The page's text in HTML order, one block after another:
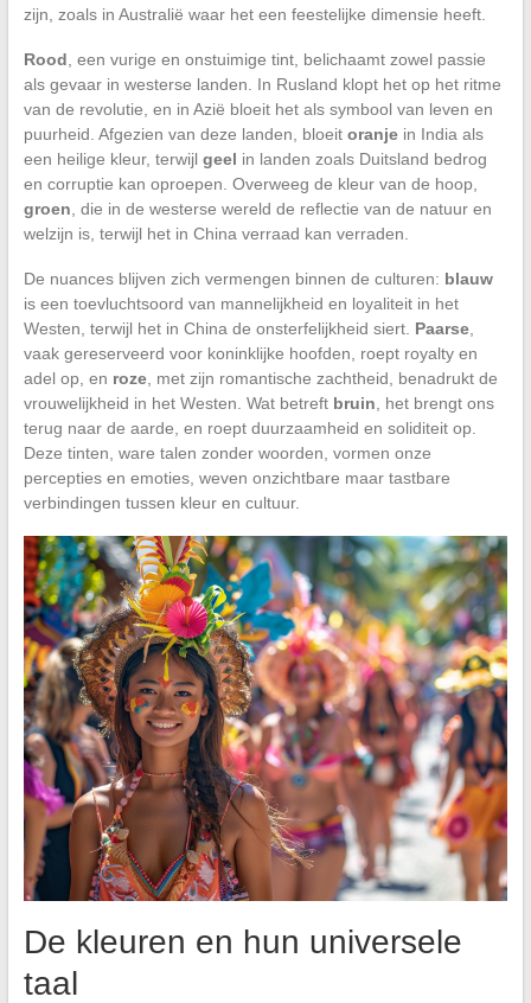
zijn, zoals in Australië waar het een feestelijke dimensie heeft.
Rood , een vurige en onstuimige tint, belichaamt zowel passie
als gevaar in westerse landen. In Rusland klopt het op het ritme
van de revolutie, en in Azië bloeit het als symbool van leven en
puurheid. Afgezien van deze landen, bloeit oranjein India als
een heilige kleur, terwijl geel in landen zoals Duitsland bedrog
en corruptie kan oproepen. Overweeg de kleur van de hoop,
groen , die in de westerse wereld de reflectie van de natuur en
welzijn is, terwijl het in China verraad kan verraden.
De nuances blijven zich vermengen binnen de culturen: blauw
is een toevluchtsoord van mannelijkheid en loyaliteit in het
Westen, terwijl het in China de onsterfelijkheid siert. Paarse,
vaak gereserveerd voor koninklijke hoofden, roept royalty en
adel op, en roze, met zijn romantische zachtheid, benadrukt de
vrouwelijkheid in het Westen. Wat betreft bruin , het brengt ons
terug naar de aarde, en roept duurzaamheid en soliditeit op.
Deze tinten, ware talen zonder woorden, vormen onze
percepties en emoties, weven onzichtbare maar tastbare
verbindingen tussen kleur en cultuur.
De kleuren en hun universele
taal